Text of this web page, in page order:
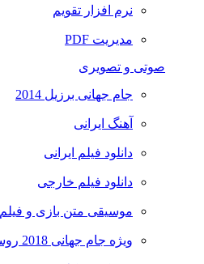
نرم افزار تقویم
مدیریت PDF
صوتی و تصویری
جام جهانی برزیل 2014
آهنگ ایرانی
دانلود فیلم ایرانی
دانلود فیلم خارجی
موسیقی متن بازی و فیلم
ویژه جام جهانی 2018 روسیه